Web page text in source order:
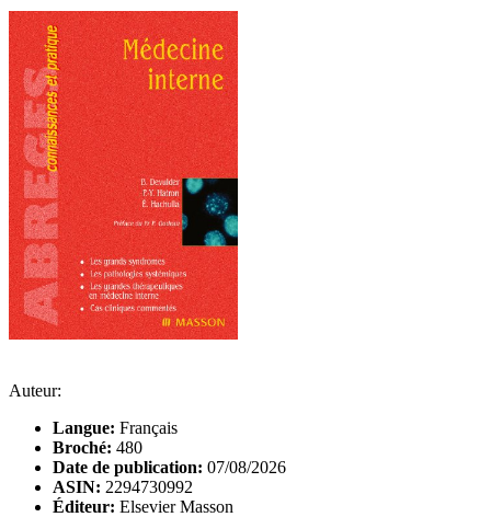
Auteur:
Langue: Français
Broché: 480
Date de publication: 07/08/2026
ASIN: 2294730992
Éditeur: Elsevier Masson